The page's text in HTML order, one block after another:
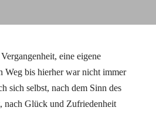
eine eigene
Weg bis hierher war nicht immer
sich selbst, nach dem Sinn des
nach Glück und Zufriedenheit